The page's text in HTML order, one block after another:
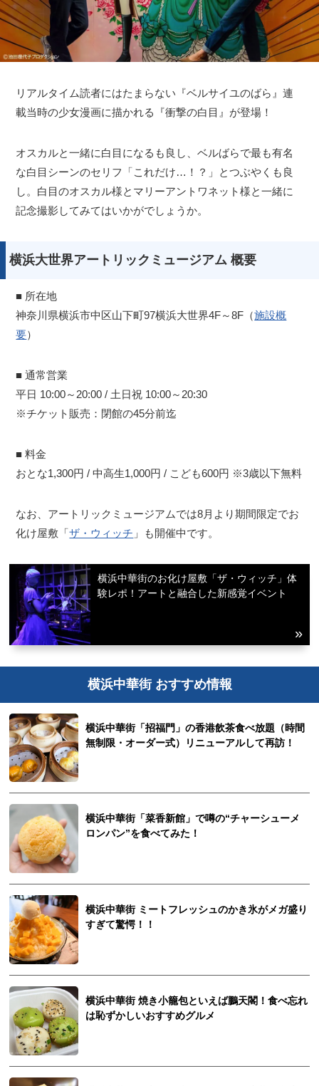
リアルタイム読者にはたまらない『ベルサイユのばら』連
載当時の少女漫画に描かれる『衝撃の白目』が登場！
オスカルと一緒に白目になるも良し、ベルばらで最も有名
な白目シーンのセリフ「これだけ…！？」とつぶやくも良
し。白目のオスカル様とマリーアントワネット様と一緒に
記念撮影してみてはいかがでしょうか。
横浜大世界アートリックミュージアム 概要
■ 所在地
神奈川県横浜市中区山下町97横浜大世界4F～8F（施設概
要）
■ 通常営業
平日 10:00～20:00 / 土日祝 10:00～20:30
※チケット販売：閉館の45分前迄
■ 料金
おとな1,300円 / 中高生1,000円 / こども600円 ※3歳以下無料
なお、アートリックミュージアムでは8月より期間限定でお
化け屋敷「ザ・ウィッチ 」も開催中です。
横浜中華街のお化け屋敷「ザ・ウィッチ」体
験レポ！アートと融合した新感覚イベント
横浜中華街 おすすめ情報
横浜中華街「招福門」の香港飲茶食べ放題（時間
無制限・オーダー式）リニューアルして再訪！
横浜中華街「菜香新館」で噂の“チャーシューメ
ロンパン”を食べてみた！
横浜中華街 ミートフレッシュのかき氷がメガ盛り
すぎて驚愕！！
横浜中華街 焼き小籠包といえば鵬天閣！食べ忘れ
は恥ずかしいおすすめグルメ